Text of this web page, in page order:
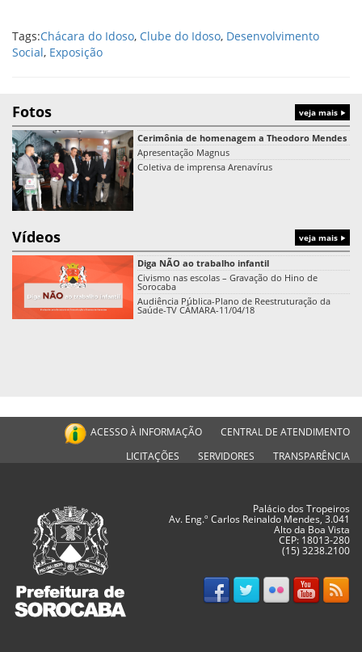
Tags:Chácara do Idoso, Clube do Idoso, Desenvolvimento
Social, Exposição
Fotos veja mais
Cerimônia de homenagem a Theodoro Mendes
Apresentação Magnus
Coletiva de imprensa Arenavírus
Vídeos veja mais
Diga NÃO ao trabalho infantil
Civismo nas escolas – Gravação do Hino de
Sorocaba
Audiência Pública-Plano de Reestruturação da
Saúde-TV CÂMARA-11/04/18
ACESSO À INFORMAÇÃO
CENTRAL DE ATENDIMENTO
LICITAÇÕES
SERVIDORES TRANSPARÊNCIA
Palácio dos Tropeiros
Av. Eng.º Carlos Reinaldo Mendes, 3.041
Alto da Boa Vista
CEP: 18013-280
(15) 3238.2100